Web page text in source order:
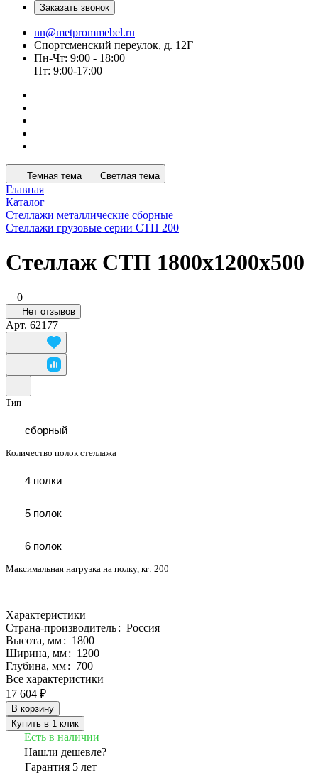
Заказать звонок
nn@metprommebel.ru
Спортсменский переулок, д. 12Г
Пн-Чт: 9:00 - 18:00
Пт: 9:00-17:00
Темная тема Светлая тема
Главная
Каталог
Стеллажи металлические сборные
Стеллажи грузовые серии СТП 200
Стеллаж СТП 1800x1200x500
0
Нет отзывов
Арт. 62177
Тип
сборный
Количество полок стеллажа
4 полки
5 полок
6 полок
Максимальная нагрузка на полку, кг: 200
Характеристики
Страна-производитель: Россия
Высота, мм: 1800
Ширина, мм: 1200
Глубина, мм: 700
Все характеристики
17 604 ₽
В корзину
Купить в 1 клик
Есть в наличии
Нашли дешевле?
Гарантия 5 лет